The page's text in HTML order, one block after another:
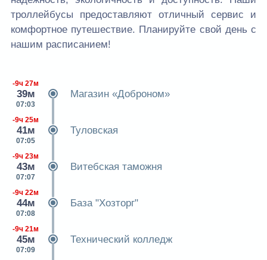
троллейбусы предоставляют отличный сервис и
комфортное путешествие. Планируйте свой день с
нашим расписанием!
-9ч 27м
39м
07:03
Магазин «Доброном»
-9ч 25м
41м
07:05
Туловская
-9ч 23м
43м
07:07
Витебская таможня
-9ч 22м
44м
07:08
База "Хозторг"
-9ч 21м
45м
07:09
Технический колледж